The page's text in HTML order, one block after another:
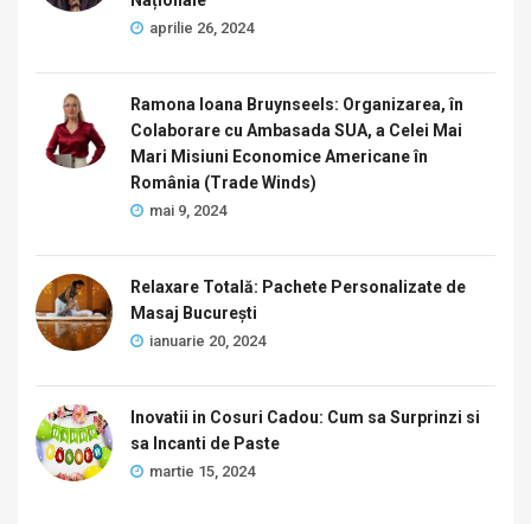
aprilie 26, 2024
Ramona Ioana Bruynseels: Organizarea, în
Colaborare cu Ambasada SUA, a Celei Mai
Mari Misiuni Economice Americane în
România (Trade Winds)
mai 9, 2024
Relaxare Totală: Pachete Personalizate de
Masaj București
ianuarie 20, 2024
Inovatii in Cosuri Cadou: Cum sa Surprinzi si
sa Incanti de Paste
martie 15, 2024